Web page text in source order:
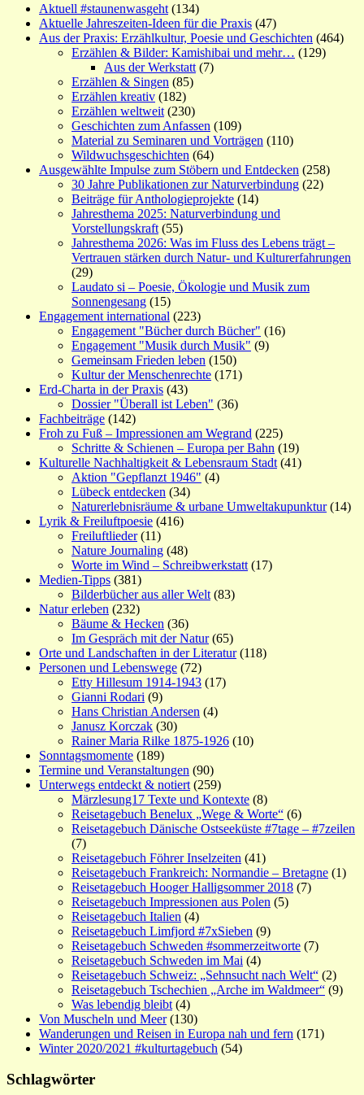
Aktuell #staunenwasgeht (134)
Aktuelle Jahreszeiten-Ideen für die Praxis (47)
Aus der Praxis: Erzählkultur, Poesie und Geschichten (464)
Erzählen & Bilder: Kamishibai und mehr… (129)
Aus der Werkstatt (7)
Erzählen & Singen (85)
Erzählen kreativ (182)
Erzählen weltweit (230)
Geschichten zum Anfassen (109)
Material zu Seminaren und Vorträgen (110)
Wildwuchsgeschichten (64)
Ausgewählte Impulse zum Stöbern und Entdecken (258)
30 Jahre Publikationen zur Naturverbindung (22)
Beiträge für Anthologieprojekte (14)
Jahresthema 2025: Naturverbindung und
Vorstellungskraft (55)
Jahresthema 2026: Was im Fluss des Lebens trägt –
Vertrauen stärken durch Natur- und Kulturerfahrungen
(29)
Laudato si – Poesie, Ökologie und Musik zum
Sonnengesang (15)
Engagement international (223)
Engagement "Bücher durch Bücher" (16)
Engagement "Musik durch Musik" (9)
Gemeinsam Frieden leben (150)
Kultur der Menschenrechte (171)
Erd-Charta in der Praxis (43)
Dossier "Überall ist Leben" (36)
Fachbeiträge (142)
Froh zu Fuß – Impressionen am Wegrand (225)
Schritte & Schienen – Europa per Bahn (19)
Kulturelle Nachhaltigkeit & Lebensraum Stadt (41)
Aktion "Gepflanzt 1946" (4)
Lübeck entdecken (34)
Naturerlebnisräume & urbane Umweltakupunktur(14)
Lyrik & Freiluftpoesie (416)
Freiluftlieder(11)
Nature Journaling (48)
Worte im Wind – Schreibwerkstatt (17)
Medien-Tipps (381)
Bilderbücher aus aller Welt (83)
Natur erleben (232)
Bäume & Hecken (36)
Im Gespräch mit der Natur(65)
Orte und Landschaften in der Literatur(118)
Personen und Lebenswege (72)
Etty Hillesum 1914-1943 (17)
Gianni Rodari (9)
Hans Christian Andersen (4)
Janusz Korczak (30)
Rainer Maria Rilke 1875-1926 (10)
Sonntagsmomente (189)
Termine und Veranstaltungen (90)
Unterwegs entdeckt & notiert (259)
Märzlesung17 Texte und Kontexte (8)
Reisetagebuch Benelux „Wege & Worte“ (6)
Reisetagebuch Dänische Ostseeküste #7tage – #7zeilen
(7)
Reisetagebuch Föhrer Inselzeiten (41)
Reisetagebuch Frankreich: Normandie – Bretagne (1)
Reisetagebuch Hooger Halligsommer 2018 (7)
Reisetagebuch Impressionen aus Polen (5)
Reisetagebuch Italien (4)
Reisetagebuch Limfjord #7xSieben (9)
Reisetagebuch Schweden #sommerzeitworte (7)
Reisetagebuch Schweden im Mai (4)
Reisetagebuch Schweiz: „Sehnsucht nach Welt“ (2)
Reisetagebuch Tschechien „Arche im Waldmeer“ (9)
Was lebendig bleibt (4)
Von Muscheln und Meer(130)
Wanderungen und Reisen in Europa nah und fern (171)
Winter 2020/2021 #kulturtagebuch (54)
Schlagwörter